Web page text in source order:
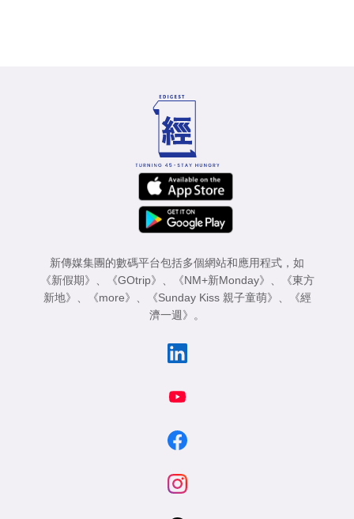
新傳媒集團的數碼平台包括多個網站和應用程式，如
《新假期》 、 《GOtrip》 、 《NM+新Monday》 、
《東方
新地》 、 《more》 、 《Sunday Kiss 親子童萌》 、
《經
濟一週》 。